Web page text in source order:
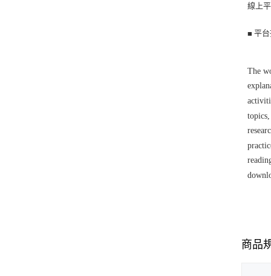
線上
■平
The
商品